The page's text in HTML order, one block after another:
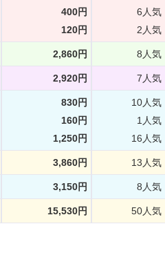
400円
6人気
120円 2人気
2,860円 8人気
2,920円 7人気
830円
10人気
160円
1人気
1,250円 16人気
3,860円 13人気
3,150円 8人気
15,530円 50人気